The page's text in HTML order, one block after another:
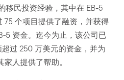
移民投资经验，其中在 EB-5
75 个项目提供了融资，并获得
5 资金。迄今为止，该公司已
过 250 万美元的资金，并为
人提供了帮助。